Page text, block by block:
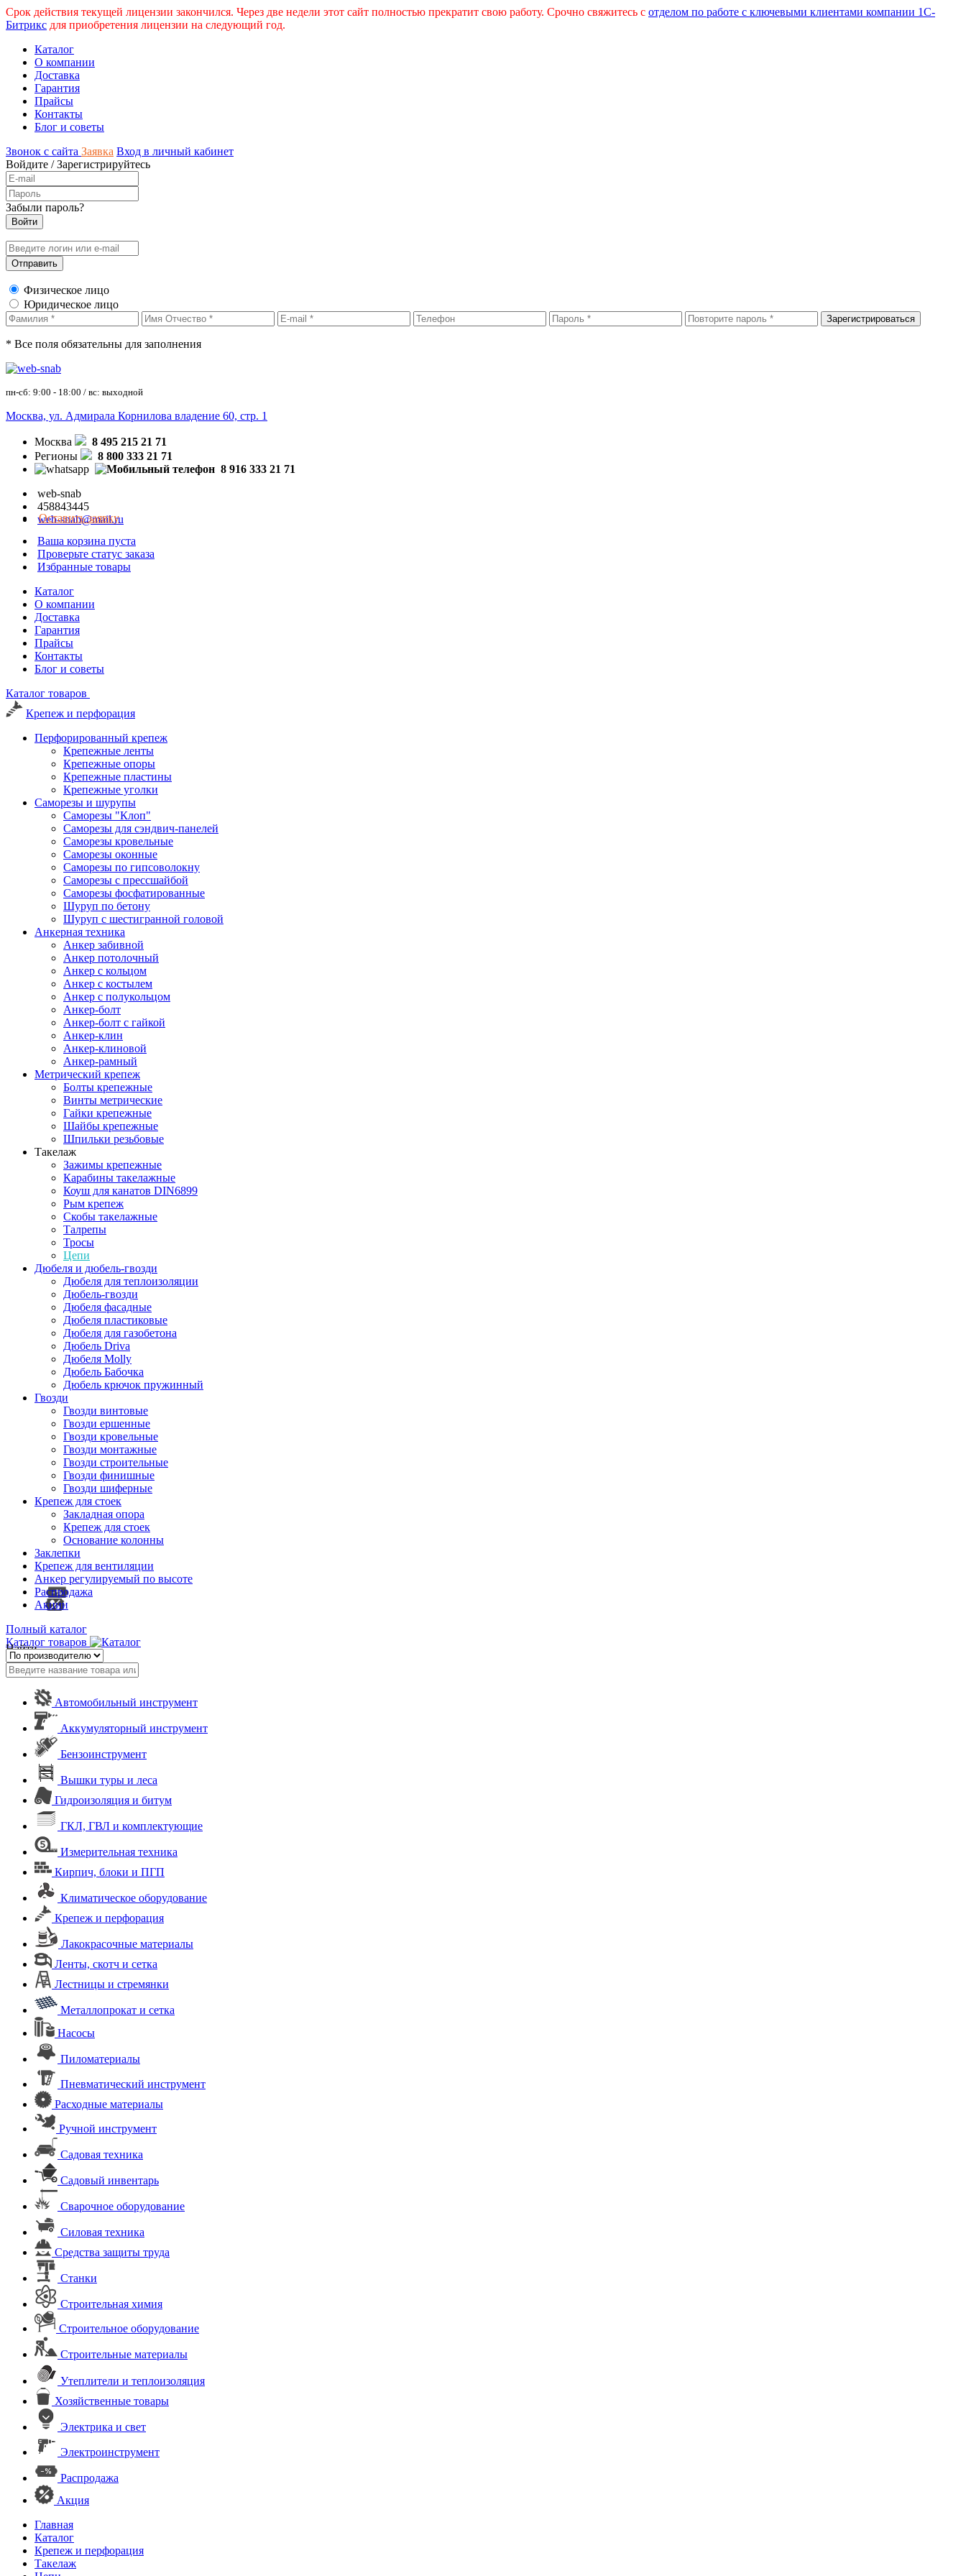
Срок действия текущей лицензии закончился. Через две недели этот сайт полностью прекратит свою работу. Срочно свяжитесь с отделом по работе с ключевыми клиентами компании 1С-
Битрикс для приобретения лицензии на следующий год.
Каталог
О компании
Доставка
Гарантия
Прайсы
Контакты
Блог и советы
Звонок с сайта Заявка Вход в личный кабинет
Войдите /Зарегистрируйтесь
Забыли пароль?
Физическое лицо
Юридическое лицо
* Все поля обязательны для заполнения
пн-сб: 9:00 - 18:00 / вс: выходной
Москва, ул. Адмирала Корнилова владение 60, стр. 1
Москва
8 495 215 21 71
Регионы
8 800 333 21 71
8 916 333 21 71
web-snab
458843445
web-snab@mail.ru
Оставить заявку
Ваша корзина пуста
Проверьте статус заказа
Избранные товары
Каталог
О компании
Доставка
Гарантия
Прайсы
Контакты
Блог и советы
Каталог товаров
Крепеж и перфорация
Перфорированный крепеж
Крепежные ленты
Крепежные опоры
Крепежные пластины
Крепежные уголки
Саморезы и шурупы
Саморезы "Клоп"
Саморезы для сэндвич-панелей
Саморезы кровельные
Саморезы оконные
Саморезы по гипсоволокну
Саморезы с прессшайбой
Саморезы фосфатированные
Шуруп по бетону
Шуруп с шестигранной головой
Анкерная техника
Анкер забивной
Анкер потолочный
Анкер с кольцом
Анкер с костылем
Анкер с полукольцом
Анкер-болт
Анкер-болт с гайкой
Анкер-клин
Анкер-клиновой
Анкер-рамный
Метрический крепеж
Болты крепежные
Винты метрические
Гайки крепежные
Шайбы крепежные
Шпильки резьбовые
Такелаж
Зажимы крепежные
Карабины такелажные
Коуш для канатов DIN6899
Рым крепеж
Скобы такелажные
Талрепы
Тросы
Цепи
Дюбеля и дюбель-гвозди
Дюбеля для теплоизоляции
Дюбель-гвозди
Дюбеля фасадные
Дюбеля пластиковые
Дюбеля для газобетона
Дюбель Driva
Дюбеля Molly
Дюбель Бабочка
Дюбель крючок пружинный
Гвозди
Гвозди винтовые
Гвозди ершенные
Гвозди кровельные
Гвозди монтажные
Гвозди строительные
Гвозди финишные
Гвозди шиферные
Крепеж для стоек
Закладная опора
Крепеж для стоек
Основание колонны
Заклепки
Крепеж для вентиляции
Анкер регулируемый по высоте
Распродажа
Акции
Полный каталог
Каталог товаров
Найти
Автомобильный инструмент
Аккумуляторный инструмент
Бензоинструмент
Вышки туры и леса
Гидроизоляция и битум
ГКЛ, ГВЛ и комплектующие
Измерительная техника
Кирпич, блоки и ПГП
Климатическое оборудование
Крепеж и перфорация
Лакокрасочные материалы
Ленты, скотч и сетка
Лестницы и стремянки
Металлопрокат и сетка
Насосы
Пиломатериалы
Пневматический инструмент
Расходные материалы
Ручной инструмент
Садовая техника
Садовый инвентарь
Сварочное оборудование
Силовая техника
Средства защиты труда
Станки
Строительная химия
Строительное оборудование
Строительные материалы
Утеплители и теплоизоляция
Хозяйственные товары
Электрика и свет
Электроинструмент
Распродажа
Акция
Главная
Каталог
Крепеж и перфорация
Такелаж